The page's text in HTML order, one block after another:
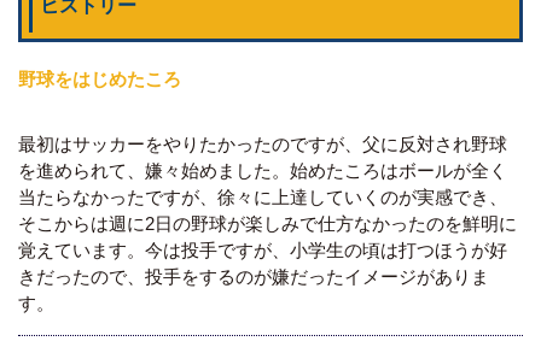
ヒストリー
野球をはじめたころ
最初はサッカーをやりたかったのですが、父に反対され野球
を進められて、嫌々始めました。始めたころはボールが全く
当たらなかったですが、徐々に上達していくのが実感でき、
そこからは週に2日の野球が楽しみで仕方なかったのを鮮明に
覚えています。今は投手ですが、小学生の頃は打つほうが好
きだったので、投手をするのが嫌だったイメージがありま
す。